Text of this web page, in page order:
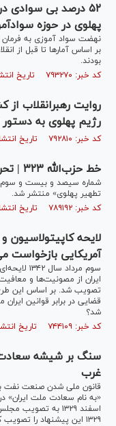
۵۲ درصد بی سوادی
پهلوی در حوزه
بودند.
کد خبر: ۷۹۳۲۷۰ تاریخ انتشار : ۱۴۰۰/۱۱/۱۱
رژیم پهلوی به دستور
کد خبر: ۷۹۲۸۱۰ تاریخ انتشار : ۱۴۰۰/۱۱/۰۹
خط حزب‌الله ۳۲۳ | تحریف برای تطهیر پهلوی
شماره سیصد و بیست و سوم
تطهیر پهلوی» منتشر شد.
کد خبر: ۷۸۹۱۹۲ تاریخ انتشار : ۱۴۰۰/۱۰/۲۴
لایحه
آمریکایی بازخواست
سوم
ایران از مصونیت‌ها و
تصویب شد. بر اساس این طرح
قضایی در برابر قوانین
شد؟
کد خبر: ۷۴۴۱۰۹ تاریخ انتشار : ۱۴۰۰/۰۵/۰۳
غرب
قانون ملی شدن صنعت
۱۳۲۹ این پیشنهاد را تصویب کرد.